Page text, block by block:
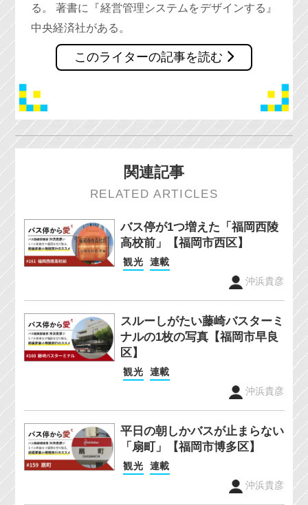
る。 著書に『経営管理システムをデザインする』
中央経済社がある。
このライターの記事を読む
関連記事
RELATED ARTICLES
バス停が1つ増えた「福岡西陵
高校前」【福岡市西区】
観光
連載
沖浜貴彦
スルーしがたい藤崎バスターミ
ナルの1枚の写真【福岡市早良
区】
観光
連載
沖浜貴彦
平日の朝しかバスが止まらない
「扇町」【福岡市博多区】
観光
連載
沖浜貴彦